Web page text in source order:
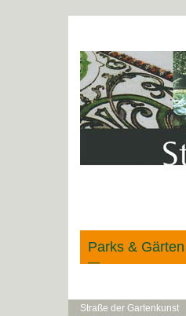
Parks & Gärten
Straße der Gartenkunst